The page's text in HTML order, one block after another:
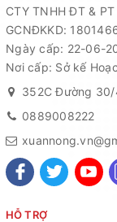
CTY TNHH ĐT &
GCNĐKKD:
Ngày cấp: 22-06-
Nơi cấp: Sở kế
352C Đường 30/
0889008222
HỖ TRỢ